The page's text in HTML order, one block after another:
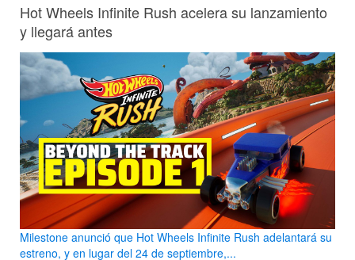
Hot Wheels Infinite Rush acelera su lanzamiento
y llegará antes
Milestone anunció que Hot Wheels Infinite Rush adelantará su
estreno, y en lugar del 24 de septiembre,...